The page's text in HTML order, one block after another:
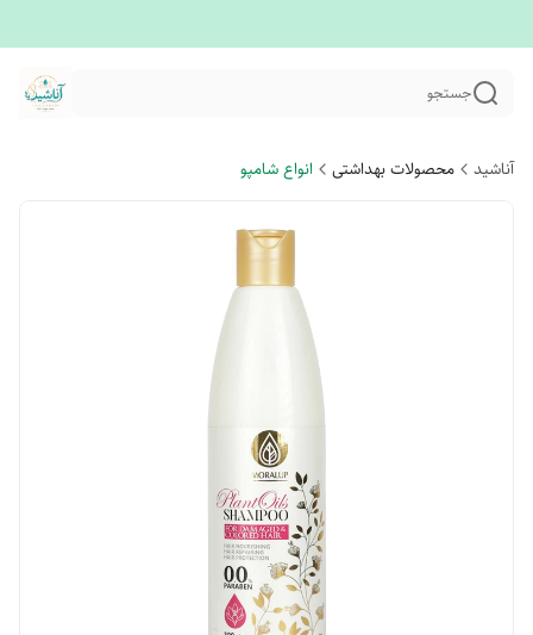
جستجو
آناشید محصولات بهداشتی انواع شامپو